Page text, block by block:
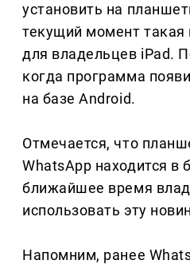
установить на
текущий момент такая
для владельцев iPad.
когда программа
на базе Android.
Отмечается, что
WhatsApp находится в
ближайшее время
использовать эту
Напомним, ранее